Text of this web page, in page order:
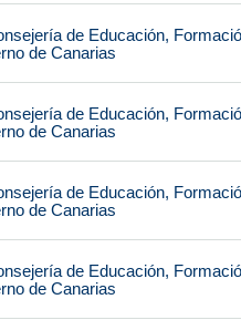
de Educación,
de Canarias
de Educación,
de Canarias
de Educación,
de Canarias
de Educación,
de Canarias